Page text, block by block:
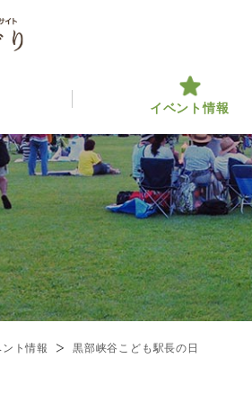
べについて
KUROBE
黒部って
イベント情報
ント情報
INFO
最新イベ
べを楽しむ
KUROBE
観光・グ
黒部のみどころ
一覧
ト情報 黒部峡谷こども駅長の日